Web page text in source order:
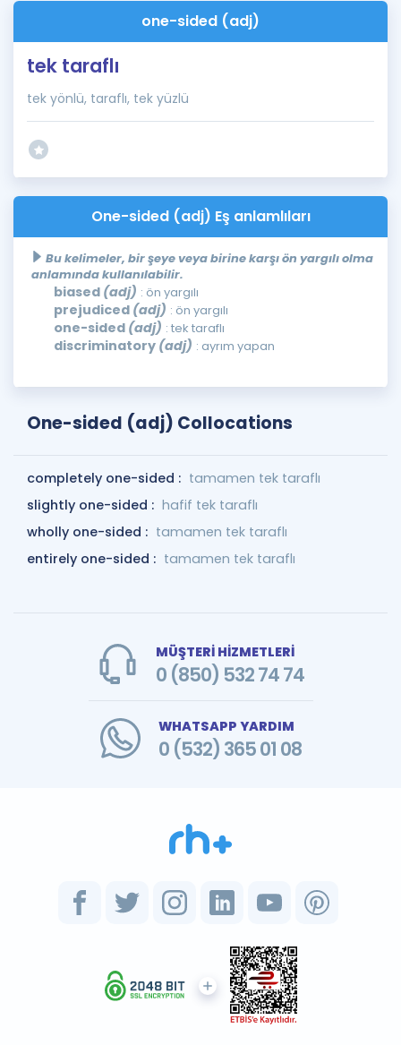
İngilizce Gramer
one-sided (adj)
tek taraflı
tek yönlü, taraflı, tek yüzlü
One-sided (adj) Eş anlamlıları
Bu kelimeler, bir şeye veya birine karşı ön yargılı olma
anlamında kullanılabilir.
biased (adj) : ön yargılı
prejudiced (adj) : ön yargılı
one-sided (adj) : tek taraflı
discriminatory (adj) : ayrım yapan
One-sided (adj) Collocations
completely one-sided : tamamen tek taraflı
slightly one-sided : hafif tek taraflı
wholly one-sided : tamamen tek taraflı
entirely one-sided : tamamen tek taraflı
MÜŞTERİ HİZMETLERİ
0 (850) 532 74 74
WHATSAPP YARDIM
0 (532) 365 01 08